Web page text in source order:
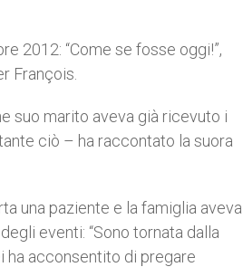
2012: “Come se fosse oggi!”,
François.
suo marito aveva già ricevuto i
ciò – ha raccontato la suora
una paziente e la famiglia aveva
eventi: “Sono tornata dalla
ha acconsentito di pregare